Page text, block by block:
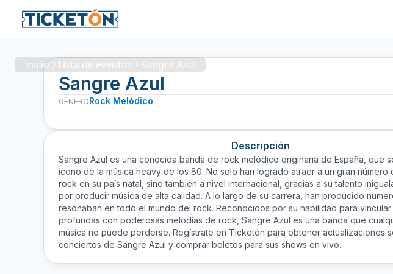
Inicio Lista de eventos Sangre Azul
Sangre Azul
GÉNERORock Melódico
Descripción
Sangre Azul es una conocida banda de rock melódico originaria de España, que
ícono de la música heavy de los 80. No solo han logrado atraer a un gran número
rock en su país natal, sino también a nivel internacional, gracias a su talento
por producir música de alta calidad. A lo largo de su carrera, han producido
resonaban en todo el mundo del rock. Reconocidos por su habilidad para
profundas con poderosas melodías de rock, Sangre Azul es una banda que
música no puede perderse. Regístrate en Ticketón para obtener actualizaciones
conciertos de Sangre Azul y comprar boletos para sus shows en vivo.